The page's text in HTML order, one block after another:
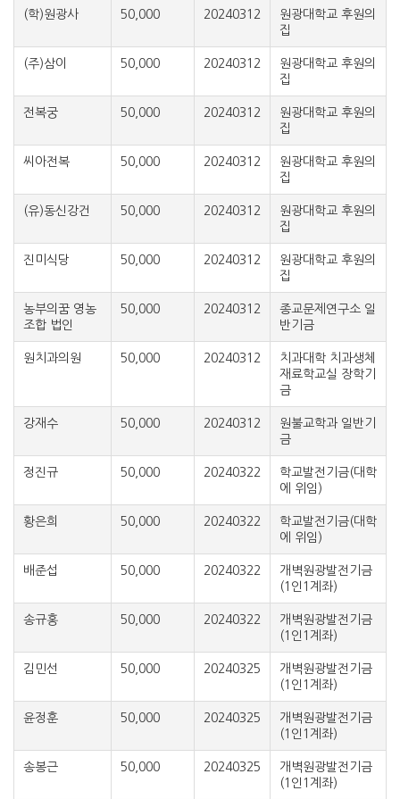
(학)원광사 50,000 20240312
원광대학교 후원의
집
(주)삼이 50,000 20240312
원광대학교 후원의
집
전복궁 50,000 20240312
원광대학교 후원의
집
씨아전복 50,000 20240312
원광대학교 후원의
집
(유)동신강건 50,000 20240312
원광대학교 후원의
집
진미식당 50,000 20240312
원광대학교 후원의
집
농부의꿈 영농
조합 법인
50,000 20240312
종교문제연구소 일
반기금
원치과의원 50,000 20240312
치과대학 치과생체
재료학교실 장학기
금
강재수 50,000 20240312
원불교학과 일반기
금
정진규 50,000 20240322
학교발전기금(대학
에 위임)
황은희 50,000 20240322
학교발전기금(대학
에 위임)
배준섭 50,000 20240322
개벽원광발전기금
(1인1계좌)
송규홍 50,000 20240322
개벽원광발전기금
(1인1계좌)
김민선 50,000 20240325
개벽원광발전기금
(1인1계좌)
윤정훈 50,000 20240325
개벽원광발전기금
(1인1계좌)
송봉근 50,000 20240325
개벽원광발전기금
(1인1계좌)